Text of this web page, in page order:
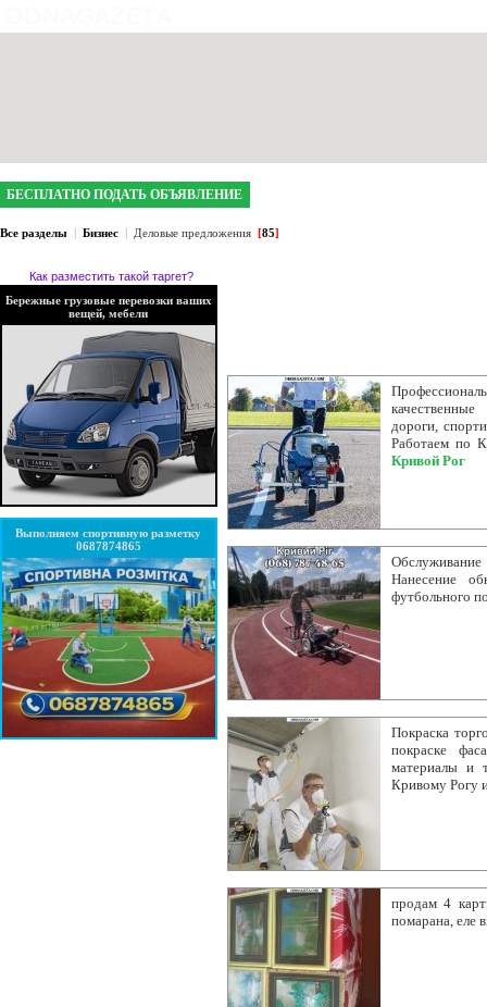
БЕСПЛАТНО ПОДАТЬ ОБЪЯВЛЕНИЕ
Все разделы | Бизнес | Деловые предложения [85]
Как разместить такой таргет?
Бережные грузовые перевозки ваших
вещей, мебели
Выполняем спортивную разметку
0687874865
дороги,
Работаем по
Кривой Рог
Нанесение
футбольного
Покраска
покраске
материалы и
Кривому Рогу
продам 4
помарана, еле